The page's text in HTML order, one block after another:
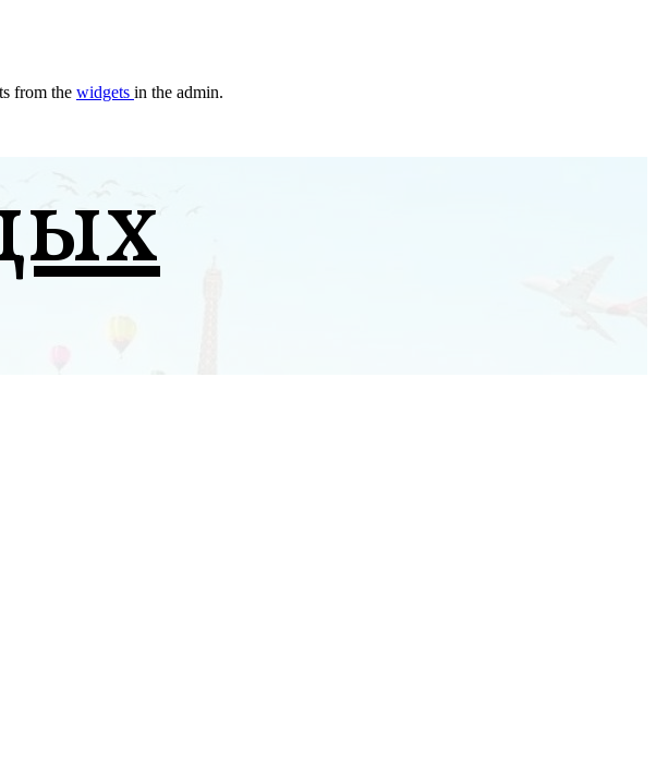
from the widgets in the admin.